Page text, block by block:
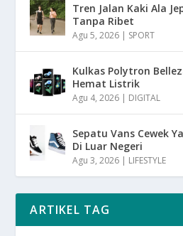
Tren Jalan Kaki Ala
Tanpa Ribet
Agu 5, 2026 | SPORT
Kulkas Polytron
Hemat Listrik
Agu 4, 2026 | DIGITAL
Sepatu Vans Cewek
Di Luar Negeri
Agu 3, 2026 | LIFESTYLE
ARTIKEL TAG